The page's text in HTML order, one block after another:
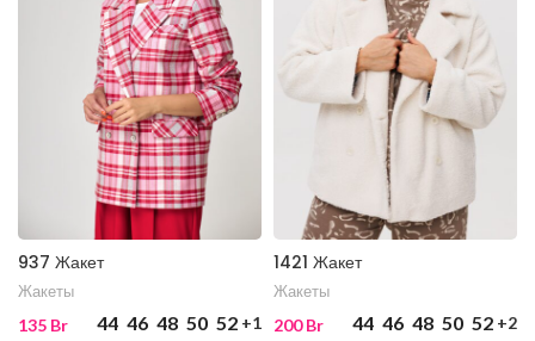
937 Жакет
Жакеты
135 Br 44 46 48 50 52 +1
1421 Жакет
Жакеты
200Br 44 46 48 50 52 +2